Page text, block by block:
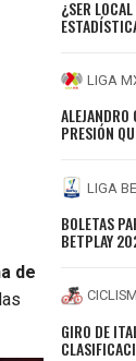
de
¿SER
LIGA
PRESIÓN
LIGA
BOLETAS
BETPLAY
GIRO DE